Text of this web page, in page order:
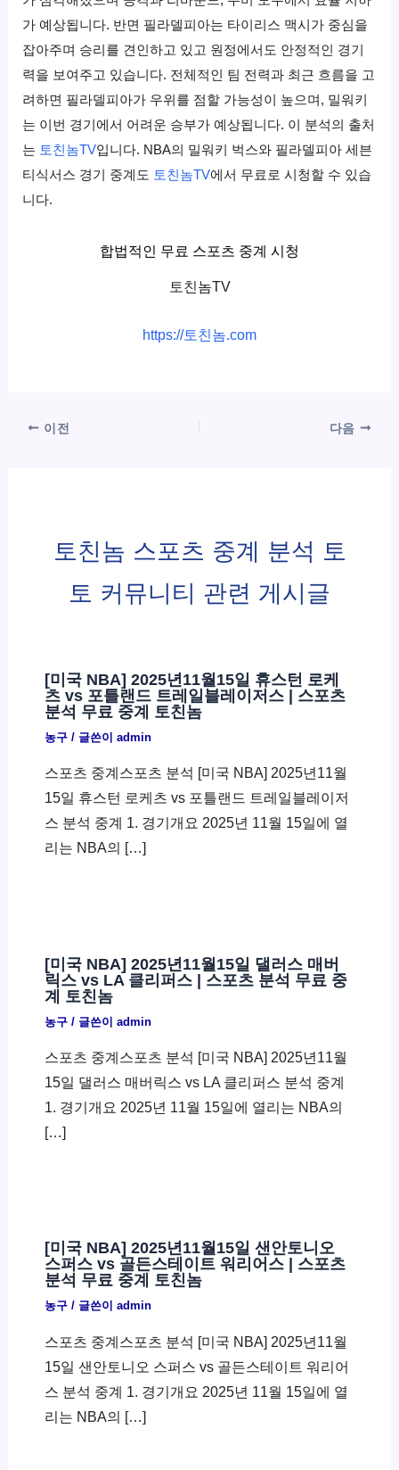
가 예상됩니다. 반면 필라델피아는 타이리스 맥시가 중심을
잡아주며 승리를 견인하고 있고 원정에서도 안정적인 경기
력을 보여주고 있습니다. 전체적인 팀 전력과 최근 흐름을 고
려하면 필라델피아가 우위를 점할 가능성이 높으며, 밀워키
는 이번 경기에서 어려운 승부가 예상됩니다. 이 분석의 출처
는 토친놈TV입니다. NBA의 밀워키 벅스와 필라델피아 세븐
티식서스 경기 중계도 토친놈TV에서 무료로 시청할 수 있습
니다.
합법적인 무료 스포츠 중계 시청
토친놈TV
https://토친놈.com
이전 다음
토친놈 스포츠 중계 분석 토
토 커뮤니티 관련 게시글
[미국 NBA] 2025년11월15일 휴스턴 로케
츠 vs 포틀랜드 트레일블레이저스 | 스포츠
분석 무료 중계 토친놈
농구/ 글쓴이 admin
스포츠 중계스포츠 분석 [미국 NBA] 2025년11월
15일 휴스턴 로케츠 vs 포틀랜드 트레일블레이저
스 분석 중계 1. 경기개요 2025년 11월 15일에 열
리는 NBA의 […]
[미국 NBA] 2025년11월15일 댈러스 매버
릭스 vs LA 클리퍼스 | 스포츠 분석 무료 중
계 토친놈
농구/ 글쓴이 admin
스포츠 중계스포츠 분석 [미국 NBA] 2025년11월
15일 댈러스 매버릭스 vs LA 클리퍼스 분석 중계
1. 경기개요 2025년 11월 15일에 열리는 NBA의
[…]
[미국 NBA] 2025년11월15일 샌안토니오
스퍼스 vs 골든스테이트 워리어스 | 스포츠
분석 무료 중계 토친놈
농구/ 글쓴이 admin
스포츠 중계스포츠 분석 [미국 NBA] 2025년11월
15일 샌안토니오 스퍼스 vs 골든스테이트 워리어
스 분석 중계 1. 경기개요 2025년 11월 15일에 열
리는 NBA의 […]